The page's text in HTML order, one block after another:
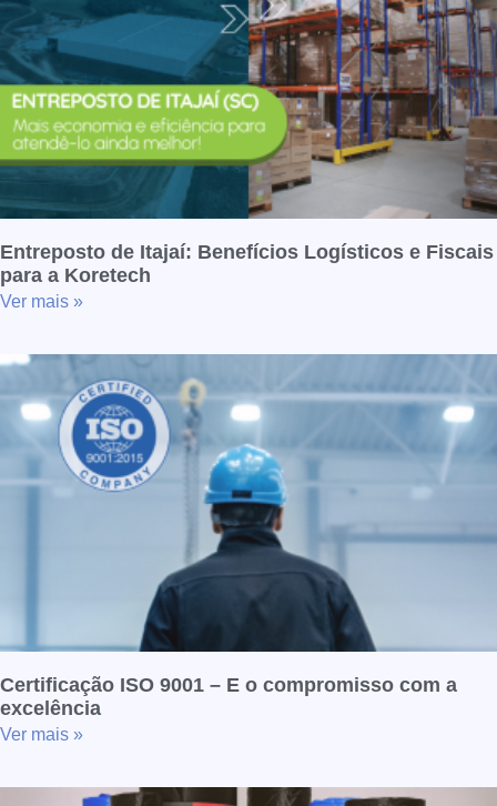
Entreposto de Itajaí: Benefícios Logísticos e Fiscais
para a Koretech
Ver mais »
Certificação ISO 9001 – E o compromisso com a
excelência
Ver mais »